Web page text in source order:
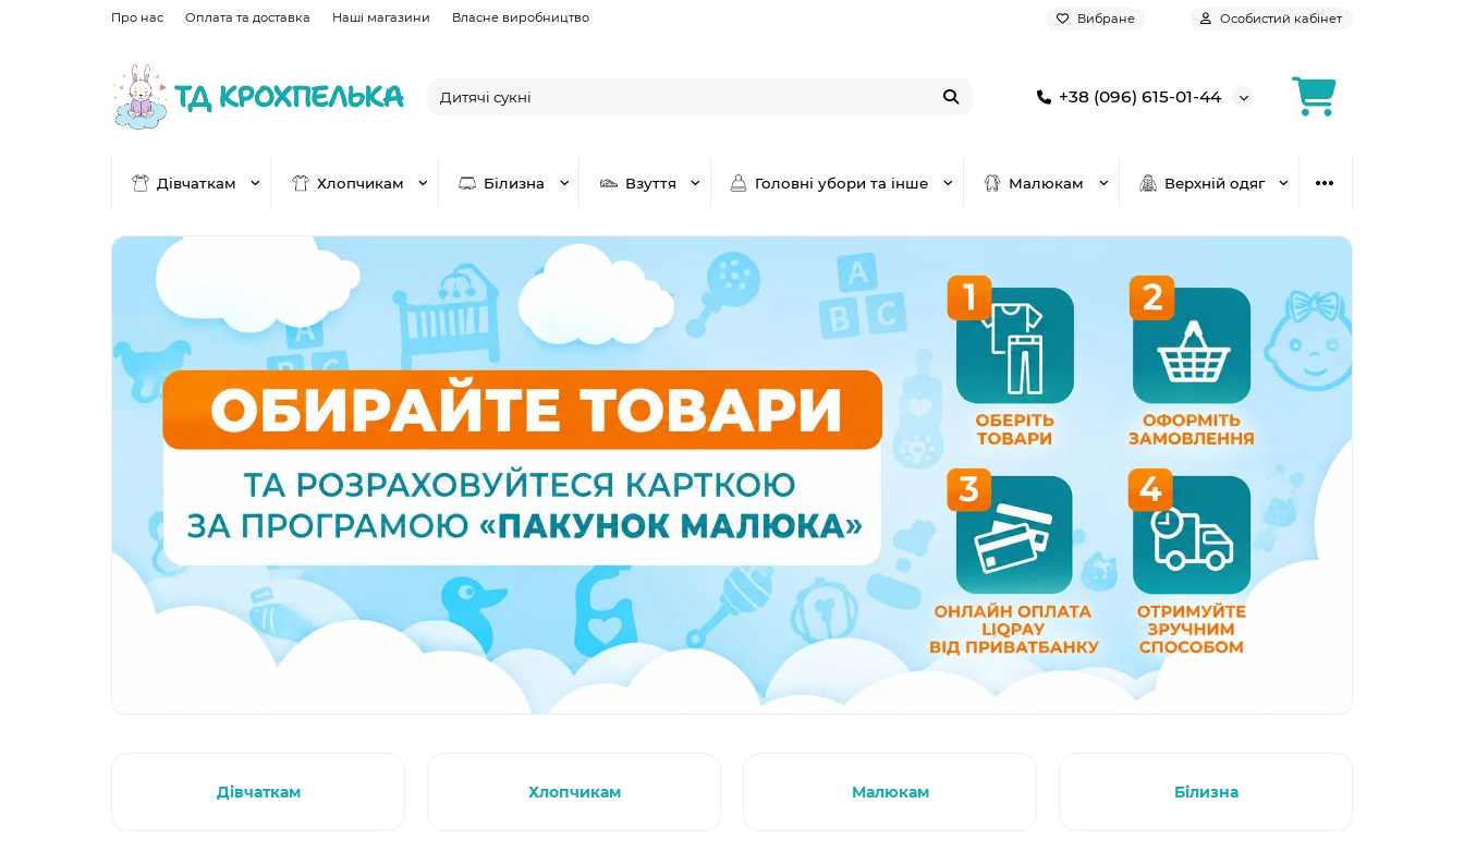
Про нас Оплата та доставка Наші магазини Власне виробництво Вибране Особистий кабінет
+38 (096) 615-01-44
Дівчаткам Хлопчикам Білизна Взуття Головні убори та інше Малюкам Верхній одяг
Дівчаткам Хлопчикам Малюкам Білизна